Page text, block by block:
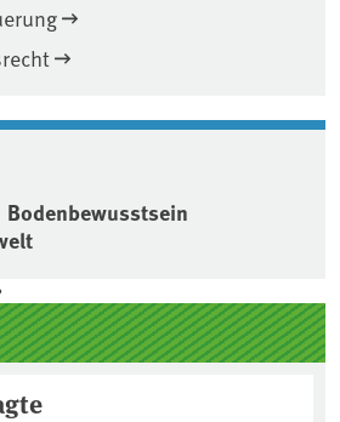
Bodenbewusstsein